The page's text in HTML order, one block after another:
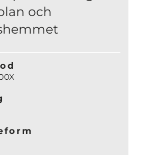
och